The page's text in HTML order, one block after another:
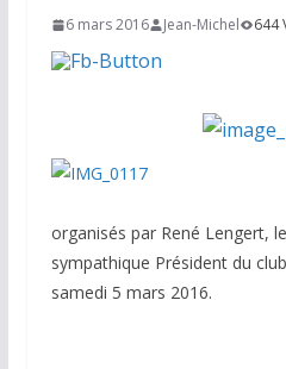
6 mars 2016 Jean-Michel 644
organisés par René Lengert,
sympathique Président du
samedi 5 mars 2016.